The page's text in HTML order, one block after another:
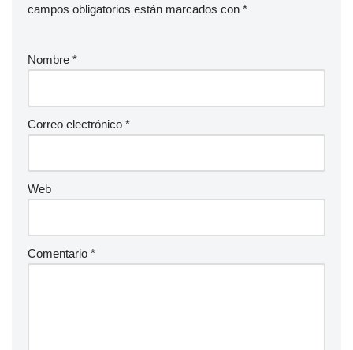
campos obligatorios están marcados con *
Nombre *
Correo electrónico *
Web
Comentario *